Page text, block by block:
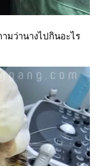
มว่านางไปกินอะไร